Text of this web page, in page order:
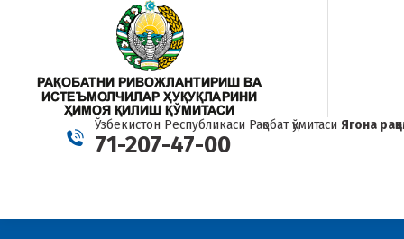
Ўзбекистон Республикаси Рақобат қўмитаси Ягона
71-207-47-00